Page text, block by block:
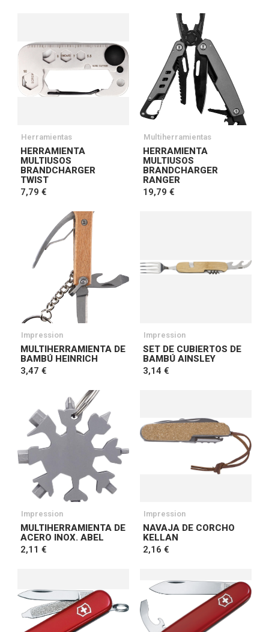
Herramientas
HERRAMIENTA
MULTIUSOS
BRANDCHARGER
TWIST
7,79 €
Multiherramientas
HERRAMIENTA
MULTIUSOS
BRANDCHARGER
RANGER
19,79 €
Impression
MULTIHERRAMIENTA DE
BAMBÚ HEINRICH
3,47 €
Impression
SET DE CUBIERTOS DE
BAMBÚ AINSLEY
3,14 €
Impression
MULTIHERRAMIENTA DE
ACERO INOX. ABEL
2,11 €
Impression
NAVAJA DE CORCHO
KELLAN
2,16 €